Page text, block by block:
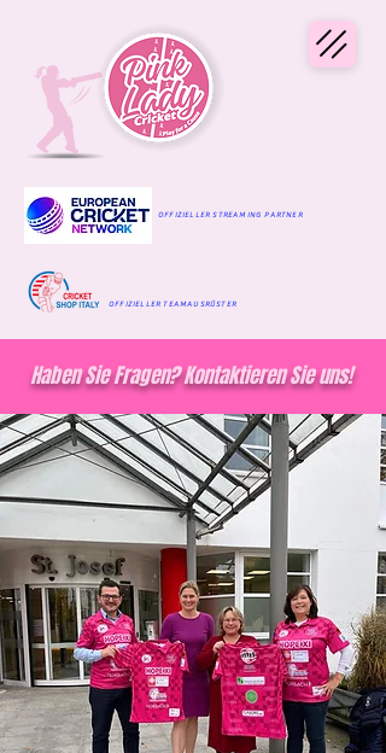
OFFIZIELLER STREAMING PARTNER
OFFIZIELLER TEAMAUSRÜSTER
Haben Sie Fragen? Kontaktieren Sie uns!